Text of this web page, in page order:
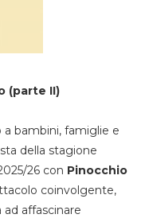
(parte II)
a bambini, famiglie e
della stagione
26 con Pinocchio
coinvolgente,
affascinare